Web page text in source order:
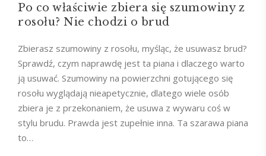
Po co właściwie zbiera się szumowiny z
rosołu? Nie chodzi o brud
Zbierasz szumowiny z rosołu, myśląc, że usuwasz brud?
Sprawdź, czym naprawdę jest ta piana i dlaczego warto
ją usuwać. Szumowiny na powierzchni gotującego się
rosołu wyglądają nieapetycznie, dlatego wiele osób
zbiera je z przekonaniem, że usuwa z wywaru coś w
stylu brudu. Prawda jest zupełnie inna. Ta szarawa piana
to…